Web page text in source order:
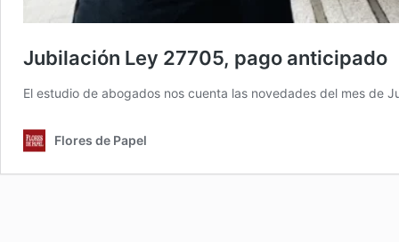
Jubilación Ley 27705, pago anticipado
El estudio de abogados nos cuenta las novedades del mes de
Flores de Papel